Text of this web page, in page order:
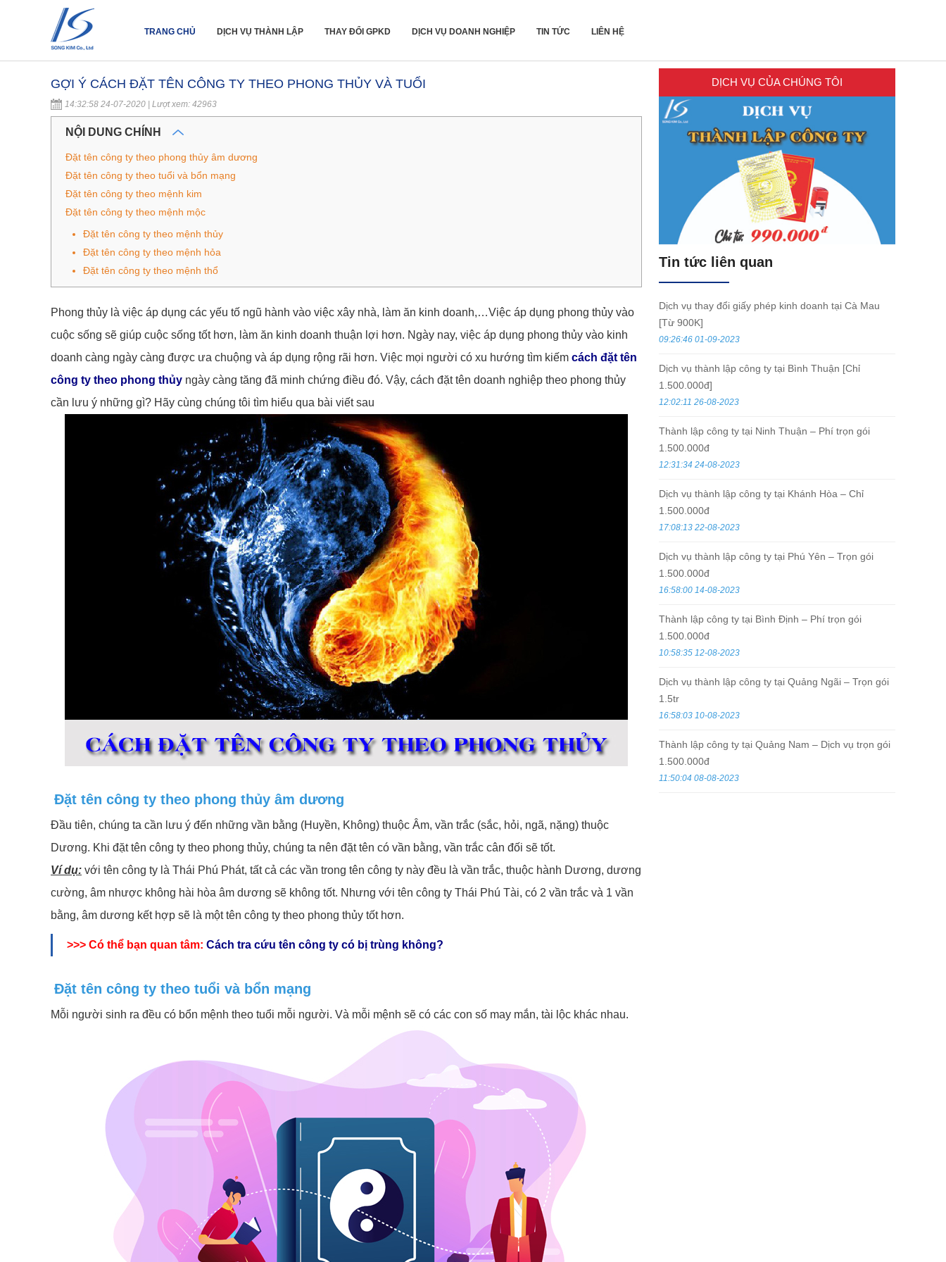
TRANG CHỦ DỊCH VỤ THÀNH LẬP THAY ĐỔI GPKD DỊCH VỤ DOANH NGHIỆP TIN TỨC LIÊN HỆ
GỢI Ý CÁCH ĐẶT TÊN CÔNG TY THEO PHONG THỦY VÀ TUỔI
14:32:58 24-07-2020 | Lượt xem: 42963
NỘI DUNG CHÍNH
Đặt tên công ty theo phong thủy âm dương
Đặt tên công ty theo tuổi và bổn mạng
Đặt tên công ty theo mệnh kim
Đặt tên công ty theo mệnh mộc
Đặt tên công ty theo mệnh thủy
Đặt tên công ty theo mệnh hỏa
Đặt tên công ty theo mệnh thổ
Phong thủy là việc áp dụng các yếu tố ngũ hành vào việc xây nhà, làm ăn kinh doanh,…Việc áp dụng phong thủy vào
cuộc sống sẽ giúp cuộc sống tốt hơn, làm ăn kinh doanh thuận lợi hơn. Ngày nay, việc áp dụng phong thủy vào kinh
doanh càng ngày càng được ưa chuộng và áp dụng rộng rãi hơn. Việc mọi người có xu hướng tìm kiếm cách đặt tên
công ty theo phong thủy ngày càng tăng đã minh chứng điều đó. Vậy, cách đặt tên doanh nghiệp theo phong thủy
cần lưu ý những gì? Hãy cùng chúng tôi tìm hiểu qua bài viết sau
Đặt tên công ty theo phong thủy âm dương
Đầu tiên, chúng ta cần lưu ý đến những vần bằng (Huyền, Không) thuộc Âm, vần trắc (sắc, hỏi, ngã, nặng) thuộc
Dương. Khi đặt tên công ty theo phong thủy, chúng ta nên đặt tên có vần bằng, vần trắc cân đối sẽ tốt.
Ví dụ: với tên công ty là Thái Phú Phát, tất cả các vần trong tên công ty này đều là vần trắc, thuộc hành Dương, dương
cường, âm nhược không hài hòa âm dương sẽ không tốt. Nhưng với tên công ty Thái Phú Tài, có 2 vần trắc và 1 vần
bằng, âm dương kết hợp sẽ là một tên công ty theo phong thủy tốt hơn.
>>> Có thể bạn quan tâm: Cách tra cứu tên công ty có bị trùng không?
Đặt tên công ty theo tuổi và bổn mạng
Mỗi người sinh ra đều có bổn mệnh theo tuổi mỗi người. Và mỗi mệnh sẽ có các con số may mắn, tài lộc khác nhau.
DỊCH VỤ CỦA CHÚNG TÔI
Tin tức liên quan
Dịch vụ thay đổi giấy phép kinh doanh tại Cà Mau
[Từ 900K]
09:26:46 01-09-2023
Dịch vụ thành lập công ty tại Bình Thuận [Chỉ
1.500.000đ]
12:02:11 26-08-2023
Thành lập công ty tại Ninh Thuận – Phí trọn gói
1.500.000đ
12:31:34 24-08-2023
Dịch vụ thành lập công ty tại Khánh Hòa – Chỉ
1.500.000đ
17:08:13 22-08-2023
Dịch vụ thành lập công ty tại Phú Yên – Trọn gói
1.500.000đ
16:58:00 14-08-2023
Thành lập công ty tại Bình Định – Phí trọn gói
1.500.000đ
10:58:35 12-08-2023
Dịch vụ thành lập công ty tại Quảng Ngãi – Trọn gói
1.5tr
16:58:03 10-08-2023
Thành lập công ty tại Quảng Nam – Dịch vụ trọn gói
1.500.000đ
11:50:04 08-08-2023